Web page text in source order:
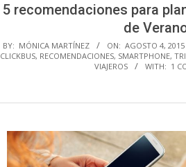
5 recomendaciones para
de
BY: MÓNICA MARTÍNEZ ON: AGOSTO 4, 2015
CLICKBUS, RECOMENDACIONES, SMARTPHONE,
VIAJEROS
WITH: 1